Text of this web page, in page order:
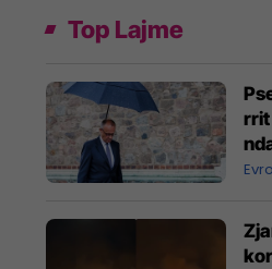
Top Lajme
rrit